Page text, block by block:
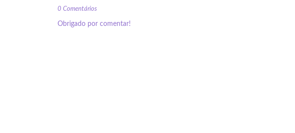
0 Comentários
Obrigado por comentar!